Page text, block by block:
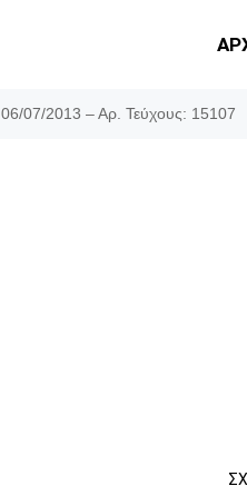
06/07/2013 – Αρ. Τεύχους: 15107